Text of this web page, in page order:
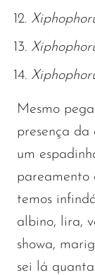
Mesmo
presença
um
pareamento
temos
albino, lira,
showa,
sei lá